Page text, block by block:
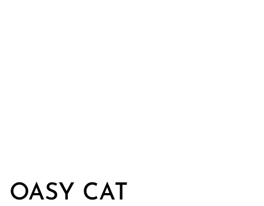
OASY CAT